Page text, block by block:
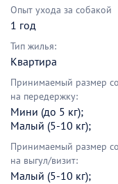
Опыт ухода за собакой
1 год
Тип жилья:
Квартира
Принимаемый размер
на передержку:
Мини (до 5 кг);
Малый (5-10 кг);
Принимаемый размер
на выгул/визит:
Малый (5-10 кг);